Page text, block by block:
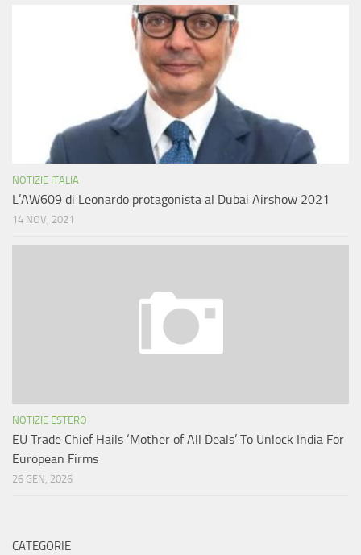
NOTIZIE ITALIA
L’AW609 di Leonardo protagonista al Dubai Airshow 2021
14 NOV, 2021
NOTIZIE ESTERO
EU Trade Chief Hails ‘Mother of All Deals’ To Unlock India For
European Firms
26 GEN, 2026
CATEGORIE